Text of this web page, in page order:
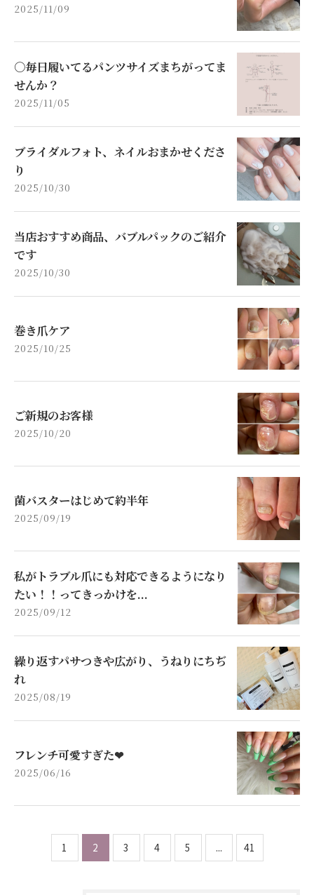
2025/11/09
○毎日履いてるパンツサイズまちがってま
せんか？
2025/11/05
ブライダルフォト、ネイルおまかせくださ
り
2025/10/30
当店おすすめ商品、バブルパックのご紹介
です
2025/10/30
巻き爪ケア
2025/10/25
ご新規のお客様
2025/10/20
菌バスターはじめて約半年
2025/09/19
私がトラブル爪にも対応できるようになり
たい！！ってきっかけを...
2025/09/12
繰り返すパサつきや広がり、うねりにちぢ
れ
2025/08/19
フレンチ可愛すぎた❤
2025/06/16
1 2 3 4 5 ... 41